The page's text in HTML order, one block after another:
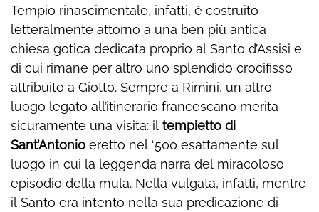
Tempio rinascimentale, infatti, è costruito
letteralmente attorno a una ben più antica
chiesa gotica dedicata proprio al Santo d’Assisi e
di cui rimane per altro uno splendido crocifisso
attribuito a Giotto. Sempre a Rimini, un altro
luogo legato all’itinerario francescano merita
sicuramente una visita: il tempietto di
Sant’Antonio eretto nel ‘500 esattamente sul
luogo in cui la leggenda narra del miracoloso
episodio della mula. Nella vulgata, infatti, mentre
il Santo era intento nella sua predicazione di